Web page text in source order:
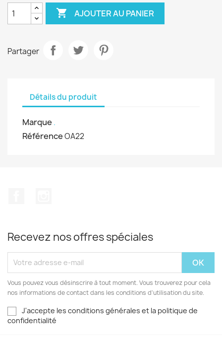
 AJOUTER AU PANIER
Partager
Détails du produit
Marque .
RéférenceOA22
Recevez nos offres spéciales
Vous pouvez vous désinscrire à tout moment. Vous trouverez pour cela
nos informations de contact dans les conditions d'utilisation du site.
J'accepte les conditions générales et la politique de
confidentialité